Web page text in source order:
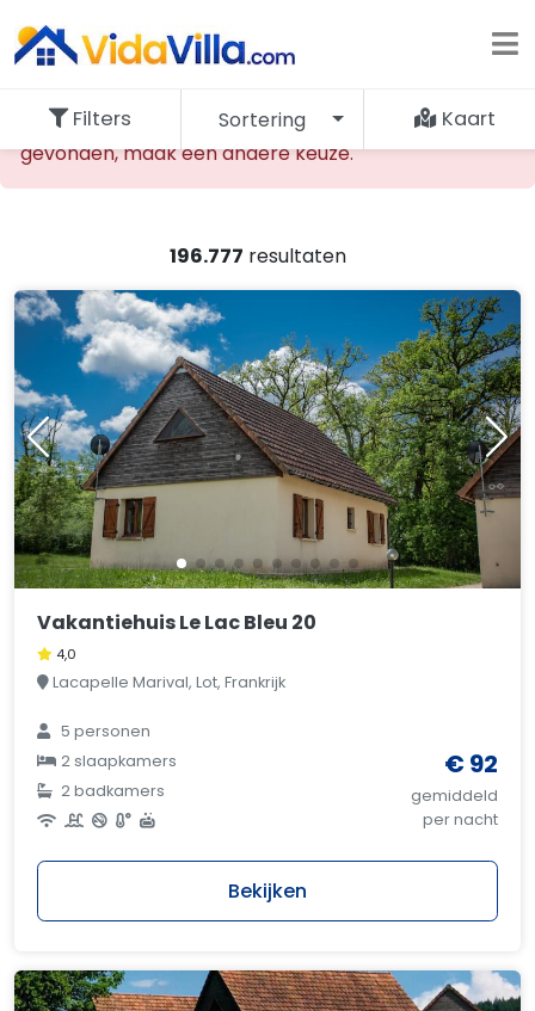
De opgevraagde accommodatie kan niet worden
gevonden, maak een andere keuze.
196.777 resultaten
Filters Sortering Kaart
Vakantiehuis Le Lac Bleu 20
4,0
Lacapelle Marival, Lot, Frankrijk
5 personen
2 slaapkamers
2 badkamers
€ 92
gemiddeld
per nacht
Bekijken